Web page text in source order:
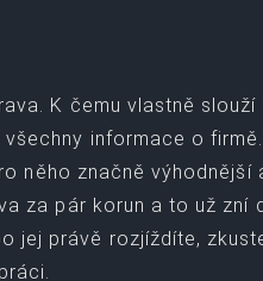
K čemu vlastně slouží
informace o
něho značně výhodnější
za pár korun a to už zní
jej právě rozjíždíte,